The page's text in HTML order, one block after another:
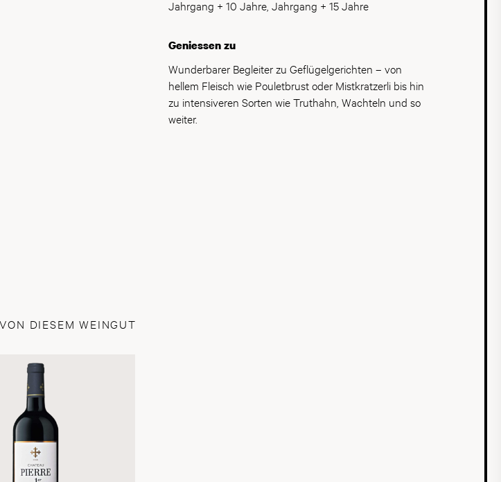
Jahrgang + 10 Jahre, Jahrgang + 15 Jahre
Geniessen zu
Wunderbarer Begleiter zu Geflügelgerichten – von
hellem Fleisch wie Pouletbrust oder Mistkratzerli bis hin
zu intensiveren Sorten wie Truthahn, Wachteln und so
weiter.
DIESEM WEINGUT